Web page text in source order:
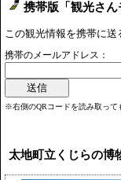
携帯版「観光さ
この観光情報を携帯に送
携帯のメールアドレス：
※右側のQRコードを読み取って
太地町立くじらの博